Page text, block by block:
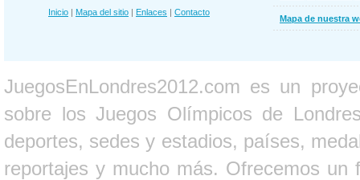
Inicio | Mapa del sitio | Enlaces | Contacto
Mapa de nuestra
JuegosEnLondres2012.com es un
sobre los Juegos Olímpicos de
deportes, sedes y estadios, países,
reportajes y mucho más. Ofrecemos un